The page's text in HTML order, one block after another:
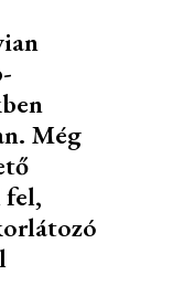
Még
fel,